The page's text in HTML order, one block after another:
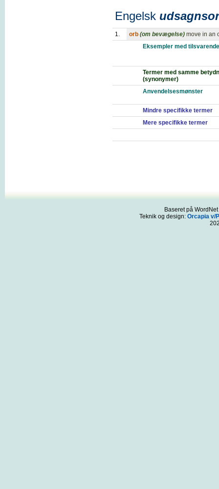
Engelsk
1. orb (om bevægelse) move in an
Eksempler med
Termer med samme
(synonymer)
Anvendelsesmønster
Mindre specifikke termer
Mere specifikke termer
Baseret på
Teknik og design: Orcapia v/